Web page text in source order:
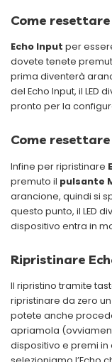
Come
Echo Input per
dovete tenete
prima diventerà
del Echo Input, il
pronto per la
Come resettare
Infine per ripristinare
premuto il pulsante
arancione, quindi si
questo punto, il LED
dispositivo entra in
Ripristinare
Il ripristino tramite
ripristinare da zero
potete anche
apriamola
dispositivo e premi in